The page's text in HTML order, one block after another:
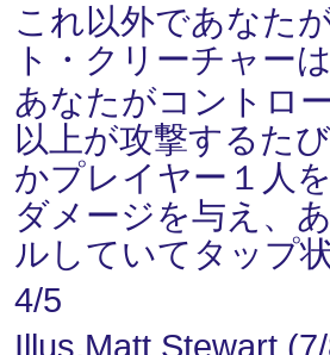
これ以外であなた
ト・クリーチャー
あなたがコントロ
以上が攻撃するた
かプレイヤー１人
ダメージを与え、
ルしていてタップ
4/5
Illus.Matt Stewart